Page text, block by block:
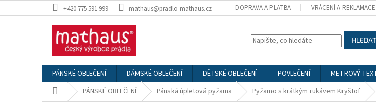
na
+420 775 591 999 mathaus@pradlo-mathaus.cz DOPRAVA A PLATBA VRÁCENÍ A REKLAMACE
HLEDAT
PÁNSKÉ OBLEČENÍ DÁMSKÉ OBLEČENÍ DĚTSKÉ OBLEČENÍ POVLEČENÍ METROVÝ
Domů PÁNSKÉ OBLEČENÍ Pánská úpletová pyžama Pyžamo s krátkým rukávem Kryštof